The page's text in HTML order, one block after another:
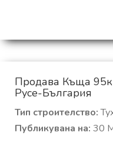
Продава Къща
Русе-България
Тип строителство:
Публикувана на: 30